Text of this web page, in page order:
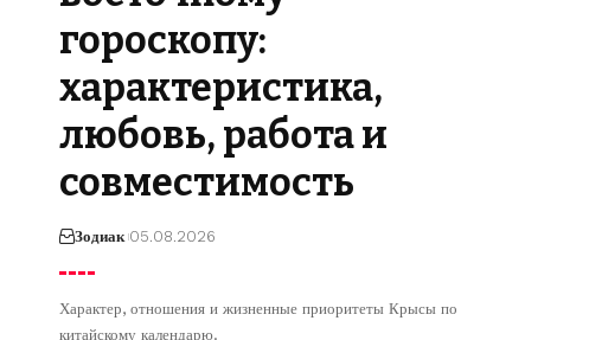
гороскопу:
характеристика,
любовь, работа и
совместимость
Зодиак 05.08.2026
Характер, отношения и жизненные приоритеты Крысы по
китайскому календарю.